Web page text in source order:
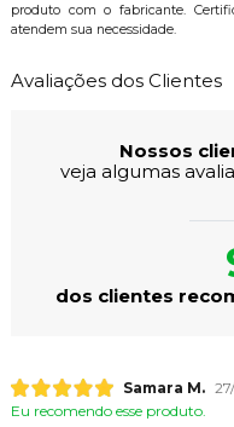
produto com o fabricante.
atendem sua necessidade.
Avaliações dos Clientes
Nossos
veja algumas
dos clientes
Samara M.
Eu recomendo esse produto.